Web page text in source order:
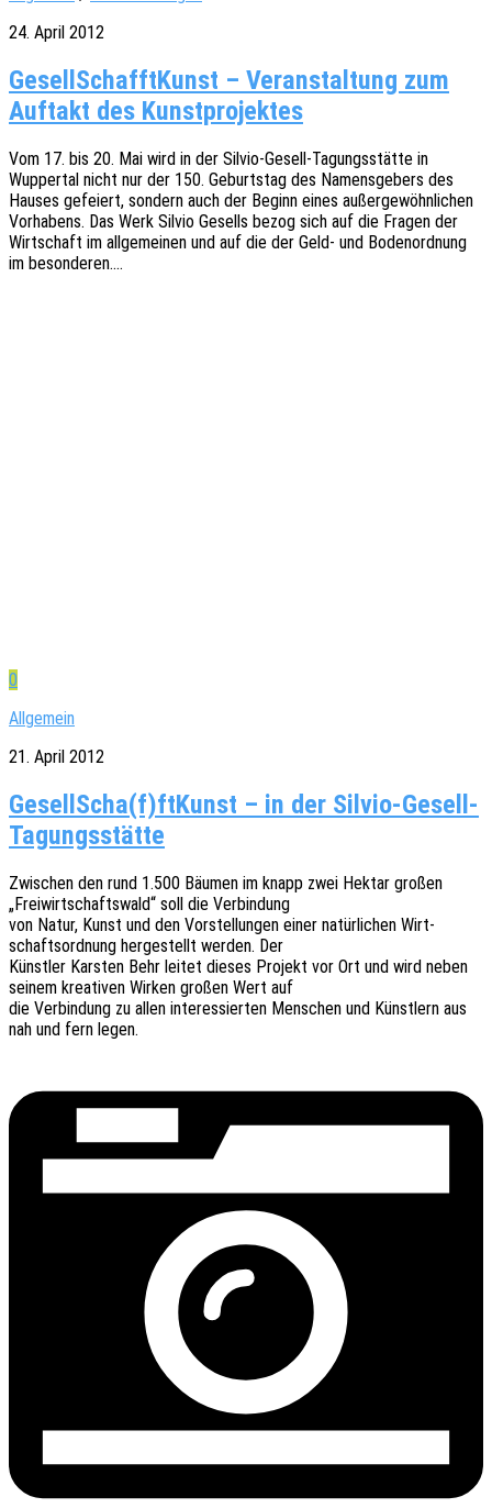
24. April 2012
GesellSchafftKunst – Veranstaltung zum
Auftakt des Kunstprojektes
Vom 17. bis 20. Mai wird in der Silvio-Gesell-Tagungs­­­stä­t­­te in
Wupper­tal nicht nur der 150. Geburts­tag des Namens­ge­bers des
Hauses gefei­ert, sondern auch der Beginn eines außer­ge­wöhn­li­chen
Vorha­bens. Das Werk Silvio Gesells bezog sich auf die Fragen der
Wirt­schaft im allge­mei­nen und auf die der Geld- und Boden­ord­nung
im besonderen.…
0
Allgemein
21. April 2012
GesellScha(f)ftKunst – in der Silvio-Gesell-
Tagungsstätte
Zwischen den rund 1.500 Bäumen im knapp zwei Hektar großen
„Frei­wirt­schafts­wald“ soll die Verbindung
von Natur, Kunst und den Vorstel­lun­gen einer natür­li­chen Wirt­
schafts­ord­nung herge­stellt werden. Der
Künst­ler Kars­ten Behr leitet dieses Projekt vor Ort und wird neben
seinem krea­ti­ven Wirken großen Wert auf
die Verbin­dung zu allen inter­es­sier­ten Menschen und Künst­lern aus
nah und fern legen.